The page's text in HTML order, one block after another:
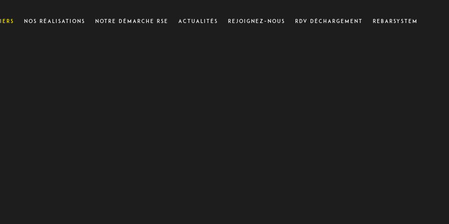
Nos réalisations Notre démarche RSE Actualités Rejoignez-nous Rdv déchargement Rebarsystem